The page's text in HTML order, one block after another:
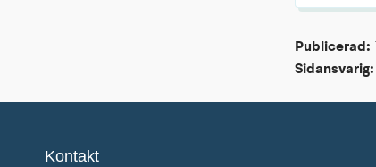
Publicerad:
Sidansvarig:
Kontakt